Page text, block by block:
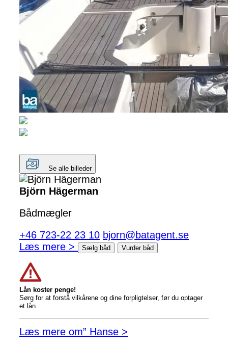
Se alle billeder
Björn Hägerman
Bådmægler
+46 723-22 23 10 bjorn@batagent.se
Læs mere >
Sælg båd Vurder båd
Lån koster penge!
Sørg for at forstå vilkårene og dine forpligtelser, før du optager
et lån.
Læs mere om” Hanse >